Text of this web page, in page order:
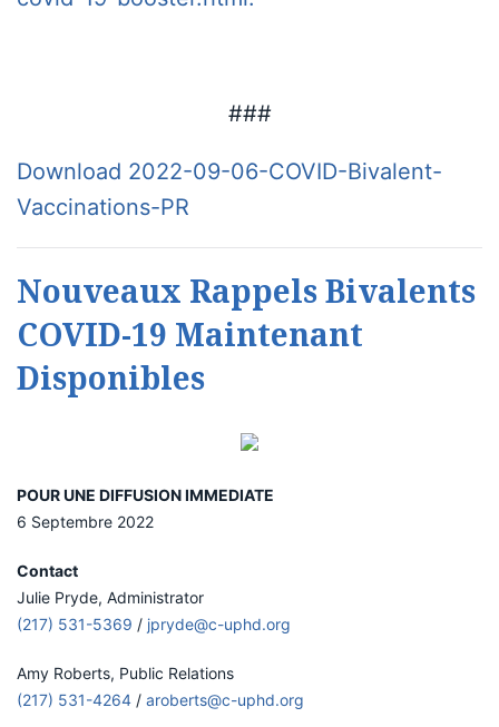
###
Download 2022-09-06-COVID-Bivalent-
Vaccinations-PR
Nouveaux Rappels Bivalents
COVID-19 Maintenant
Disponibles
POUR UNE DIFFUSION IMMEDIATE
6 Septembre 2022
Contact
Julie Pryde, Administrator
(217) 531-5369 / jpryde@c-uphd.org
Amy Roberts, Public Relations
(217) 531-4264 / aroberts@c-uphd.org